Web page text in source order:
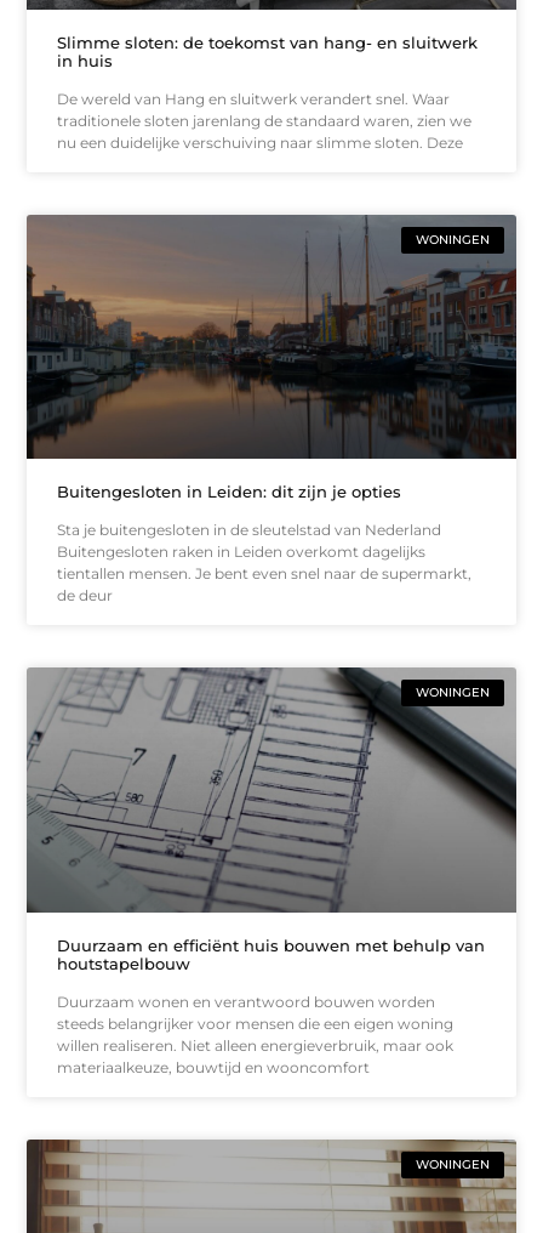
Slimme sloten: de toekomst van hang- en sluitwerk
in huis
De wereld van Hang en sluitwerk verandert snel. Waar
traditionele sloten jarenlang de standaard waren, zien we
nu een duidelijke verschuiving naar slimme sloten. Deze
WONINGEN
Buitengesloten in Leiden: dit zijn je opties
Sta je buitengesloten in de sleutelstad van Nederland
Buitengesloten raken in Leiden overkomt dagelijks
tientallen mensen. Je bent even snel naar de supermarkt,
de deur
WONINGEN
Duurzaam en efficiënt huis bouwen met behulp van
houtstapelbouw
Duurzaam wonen en verantwoord bouwen worden
steeds belangrijker voor mensen die een eigen woning
willen realiseren. Niet alleen energieverbruik, maar ook
materiaalkeuze, bouwtijd en wooncomfort
WONINGEN